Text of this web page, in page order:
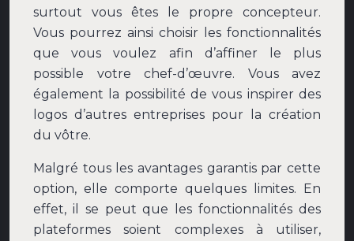
surtout vous êtes le propre concepteur.
Vous pourrez ainsi choisir les fonctionnalités
que vous voulez afin d’affiner le plus
possible votre chef-d’œuvre. Vous avez
également la possibilité de vous inspirer des
logos d’autres entreprises pour la création
du vôtre.
Malgré tous les avantages garantis par cette
option, elle comporte quelques limites. En
effet, il se peut que les fonctionnalités des
plateformes soient complexes à utiliser,